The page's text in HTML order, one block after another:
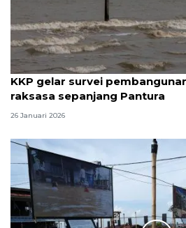
KKP gelar survei
raksasa sepanjang Pantura
26 Januari 2026